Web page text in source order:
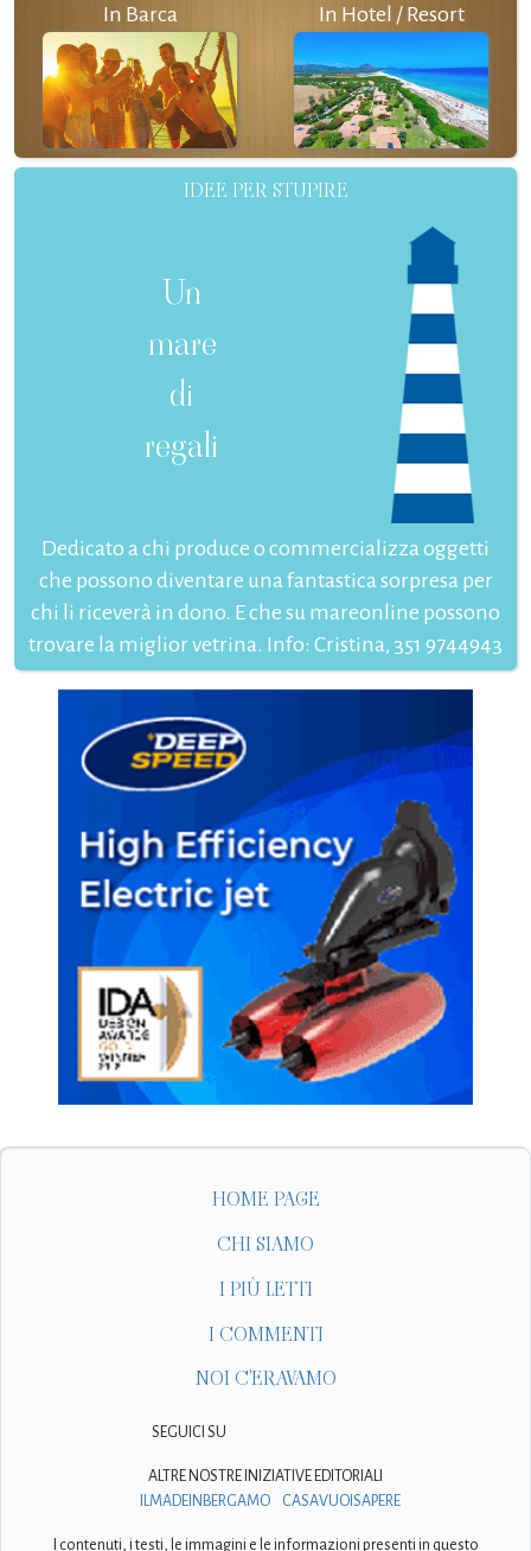
In Barca In Hotel / Resort
IDEE PER STUPIRE
Un
mare
di
regali
Dedicato a chi produce o commercializza oggetti
che possono diventare una fantastica sorpresa per
chi li riceverà in dono. E che su mareonline possono
trovare la miglior vetrina. Info: Cristina, 351 9744943
HOME PAGE
CHI SIAMO
I PIÙ LETTI
I COMMENTI
NOI C'ERAVAMO
SEGUICI SU
ALTRE NOSTRE INIZIATIVE EDITORIALI
ILMADEINBERGAMO
CASAVUOISAPERE
I contenuti, i testi, le immagini e le informazioni presenti in questo